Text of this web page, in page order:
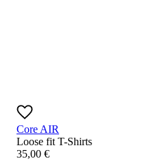
Core AIR
Loose fitT-Shirts
35,00 €